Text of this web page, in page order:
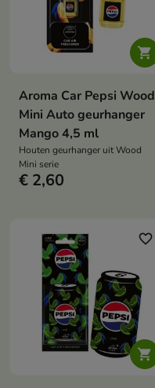

Aroma Car Pepsi Wood
Mini Auto geurhanger
Mango 4,5 ml
Houten geurhanger uit Wood
Mini serie
€ 2,60

favorite_border